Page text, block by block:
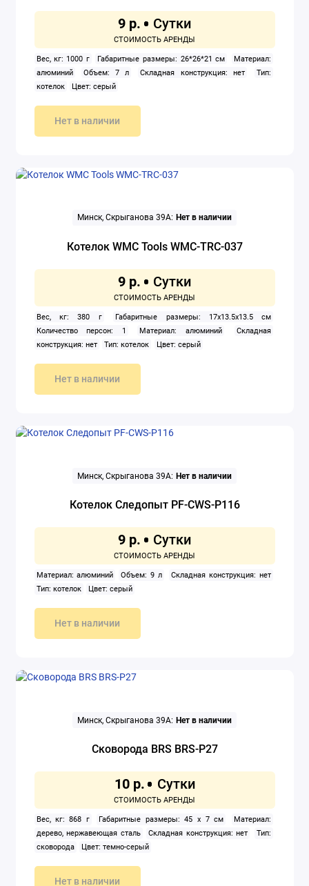
9 р.
Вес, кг: 1000 г Габаритные размеры: 26*26*21 см
Материал:
алюминий
Объем: 7 л Складная конструкция: нет
Тип:
котелок
Цвет: серый
Нет в наличии
Минск, Скрыганова 39А: Нет в наличии
Котелок WMC Tools WMC-TRC-037
9 р.
Вес, кг: 380 г
Габаритные размеры: 17x13.5x13.5 см
Количество персон: 1
Материал: алюминий
Складная
конструкция: нет
Тип: котелок Цвет: серый
Нет в наличии
Минск, Скрыганова 39А: Нет в наличии
Котелок Следопыт PF-CWS-P116
9 р.
Материал: алюминий Объем: 9 л
Складная конструкция: нет
Тип: котелок
Цвет: серый
Нет в наличии
Минск, Скрыганова 39А: Нет в наличии
Сковорода BRS BRS-P27
10 р.
Вес, кг: 868 г Габаритные размеры: 45 х 7 см
Материал:
дерево, нержавеющая сталь
Складная конструкция: нет
Тип:
сковорода
Цвет: темно-серый
Нет в наличии